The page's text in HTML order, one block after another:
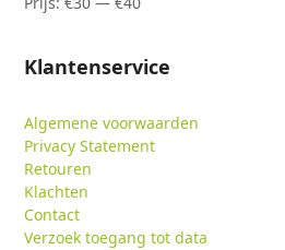
Min.
Max.
Klantenservice
Algemene voorwaarden
Privacy Statement
Retouren
Klachten
Contact
Verzoek toegang tot data